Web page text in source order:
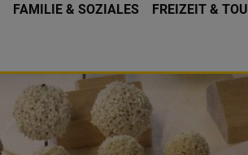
FAMILIE & SOZIALES FREIZEIT &